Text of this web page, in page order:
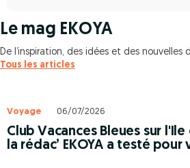
Le mag EKOYA
De l’inspiration, des idées et des nouvelles
Tous les articles
Voyage 06/07/2026
Club Vacances Bleues sur
la rédac’ EKOYA a testé pour